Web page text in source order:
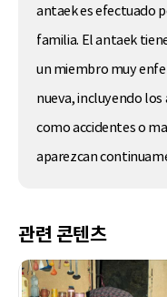
antaek es efectuado
familia. El antaek
un miembro muy
nueva, incluyendo
como accidentes o
aparezcan
관련 콘텐츠